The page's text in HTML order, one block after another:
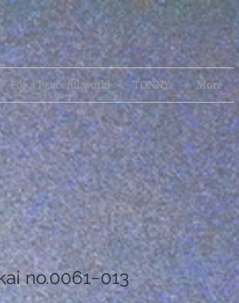
For a Peaceful world TONNYs More
no.0061−013